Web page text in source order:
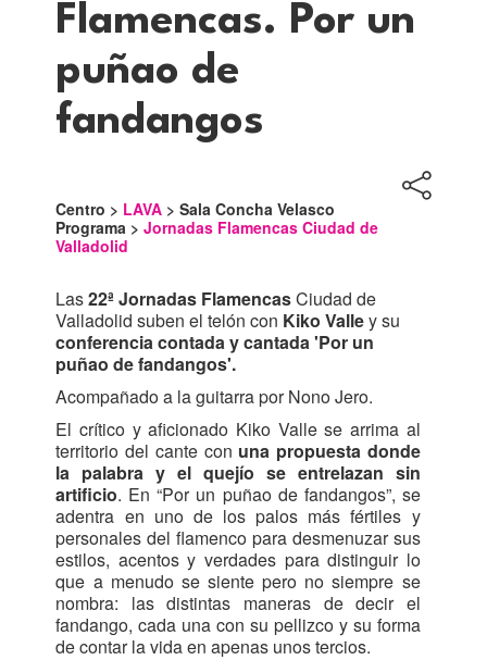
Flamencas. Por un
puñao de
fandangos
Centro > LAVA > Sala Concha Velasco
Programa >Jornadas Flamencas Ciudad de
Valladolid
Las22ª Jornadas FlamencasCiudad de
Valladolid suben el telón con Kiko Valley su
conferencia contada y cantada 'Por un
puñao de fandangos'.
Acompañado a la guitarra por Nono Jero.
El crítico y aficionado Kiko Valle se arrima al
territorio del cante con una propuesta donde
la palabra y el quejío se entrelazan sin
artificio. En “Por un puñao de fandangos”, se
adentra en uno de los palos más fértiles y
personales del flamenco para desmenuzar sus
estilos, acentos y verdades para distinguir lo
que a menudo se siente pero no siempre se
nombra: las distintas maneras de decir el
fandango, cada una con su pellizco y su forma
de contar la vida en apenas unos tercios.